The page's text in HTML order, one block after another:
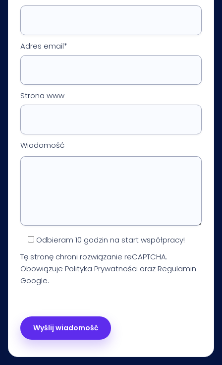
Adres email*
Strona www
Wiadomość
Odbieram 10 godzin na start współpracy!
Tę stronę chroni rozwiązanie reCAPTCHA.
Obowiązuje Polityka Prywatności orazRegulamin
Google.